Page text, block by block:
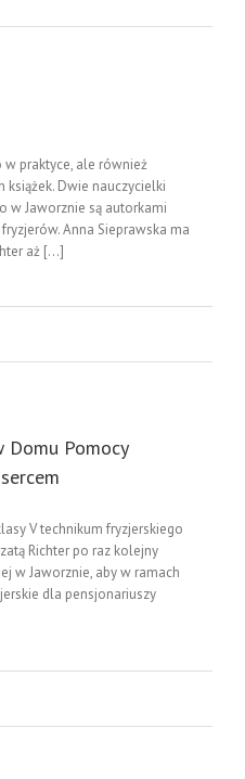
praktyce, ale również
książek. Dwie nauczycielki
w Jaworznie są autorkami
Anna Sieprawska ma
aż [...]
Domu Pomocy
V technikum fryzjerskiego
Richter po raz kolejny
w Jaworznie, aby w ramach
dla pensjonariuszy